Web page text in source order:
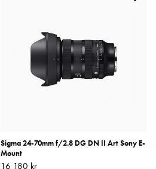
Sigma 24-70mm f/2.8 DG DN II Art Sony E-
Mount
Pris :16 180 kr
16 180 kr